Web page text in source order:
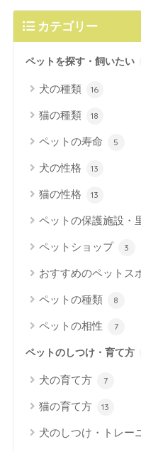
カテゴリー
ペットを探す・飼いたい
犬の種類 16
猫の種類 18
ペットの寿命 5
犬の性格 13
猫の性格 13
ペットの保護施設・
ペットショップ 3
おすすめのペットス
ペットの種類 8
ペットの相性 7
ペットのしつけ・育て方
犬の育て方 7
猫の育て方 13
犬のしつけ・トレー